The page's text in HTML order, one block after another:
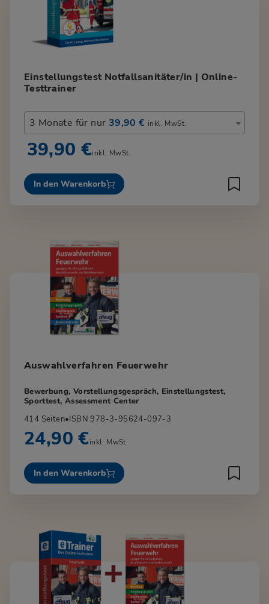
Einstellungstest Notfallsanitäter/in | Online-
Testtrainer
3 Monate für nur 39,90 € inkl. MwSt.
39,90 €inkl. MwSt.
In den Warenkorb
Auswahlverfahren Feuerwehr
Bewerbung, Vorstellungsgespräch, Einstellungstest,
Sporttest, Assessment Center
414 Seiten•ISBN 978-3-95624-097-3
24,90 €inkl. MwSt.
In den Warenkorb